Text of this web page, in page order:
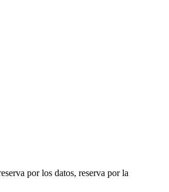
por los datos, reserva por la